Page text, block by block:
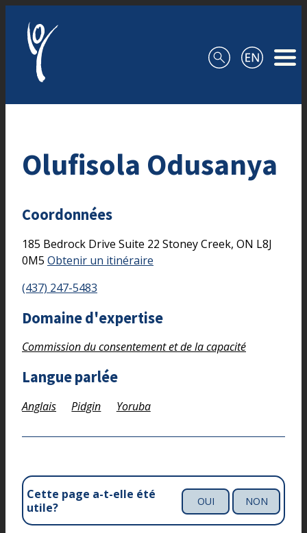
Olufisola Odusanya
Coordonnées
185 Bedrock Drive Suite 22 Stoney Creek, ON L8J
0M5 Obtenir un itinéraire
(437) 247-5483
Domaine d'expertise
Commission du consentement et de la capacité
Langue parlée
Anglais Pidgin Yoruba
Cette page a-t-elle été
utile?
OUI NON